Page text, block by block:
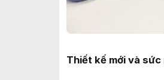
Thiết kế mới và sức